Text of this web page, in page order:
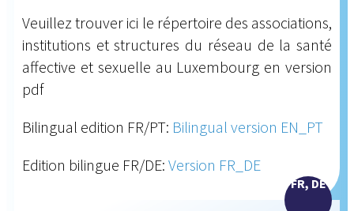
Veuillez trouver ici le répertoire des associations,
institutions et structures du réseau de la santé
affective et sexuelle au Luxembourg en version
pdf
Bilingual edition FR/PT: Bilingual version EN_PT
Edition bilingue FR/DE: Version FR_DE
FR, DE